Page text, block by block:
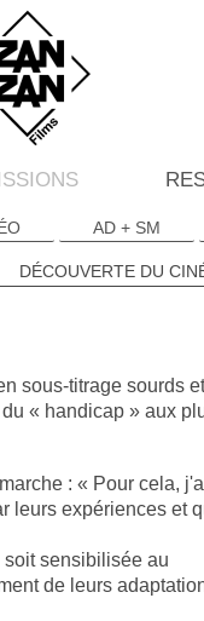
AD + SM
DÉCOUVERTE DU
sous-titrage sourds
« handicap » aux
: « Pour cela,
expériences et
soit sensibilisée au
de leurs